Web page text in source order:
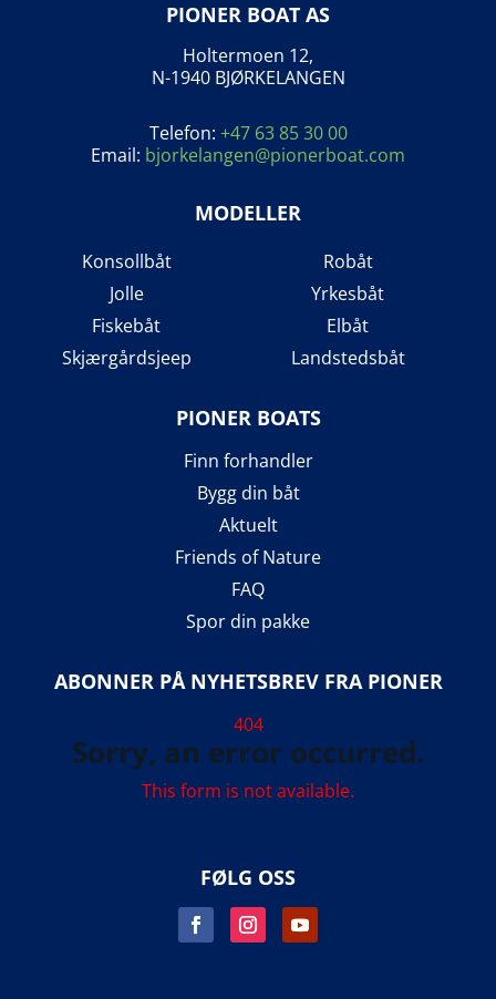
PIONER BOAT AS
Holtermoen 12,
N-1940 BJØRKELANGEN
Telefon: +47 63 85 30 00
Email: bjorkelangen@pionerboat.com
MODELLER
Konsollbåt
Jolle
Fiskebåt
Skjærgårdsjeep
Robåt
Yrkesbåt
Elbåt
Landstedsbåt
PIONER BOATS
Finn forhandler
Bygg din båt
Aktuelt
Friends of Nature
FAQ
Spor din pakke
ABONNER PÅ NYHETSBREV FRA PIONER
404
Sorry, an error occurred.
This form is not available.
FØLG OSS